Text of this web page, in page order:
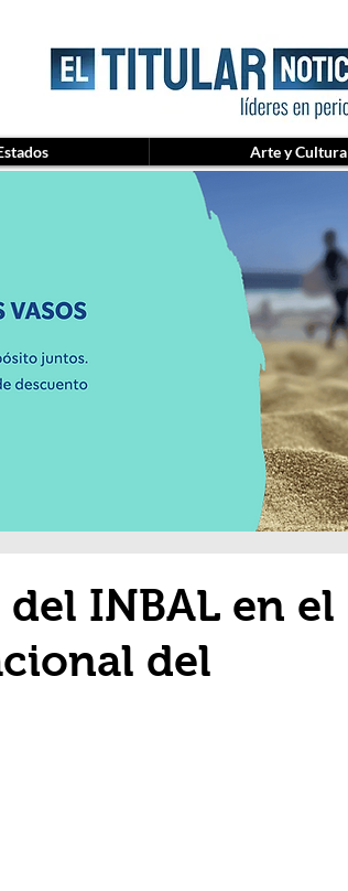
INBAL en el
del
Arte y Cultura